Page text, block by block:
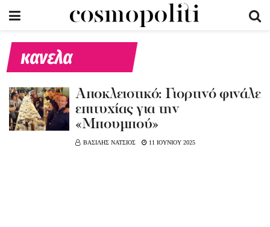
κανελα
Αποκλειστικό: Γιορτινό φινάλε
επιτυχίας για την
«Μπουμπού»
ΒΑΣΙΛΗΣ ΝΑΤΣΙΟΣ 11 ΙΟΥΝΙΟΥ 2025